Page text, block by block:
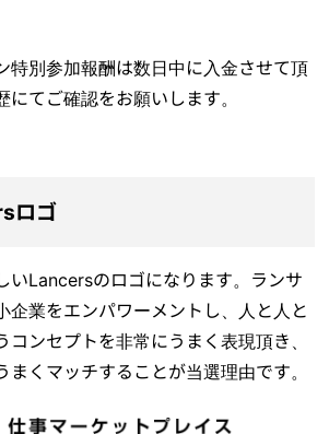
特別参加報酬は数日中に入金させて頂
にてご確認をお願いします。
ロゴ
いLancersのロゴになります。ランサ
企業をエンパワーメントし、人と人と
コンセプトを非常にうまく表現頂き、
まくマッチすることが当選理由です。